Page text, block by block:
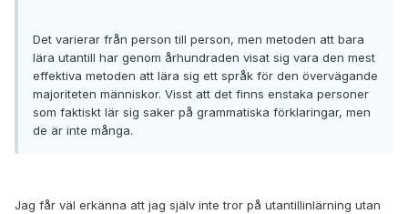
Det varierar från person till person, men metoden att bara
lära utantill har genom århundraden visat sig vara den mest
effektiva metoden att lära sig ett språk för den övervägande
majoriteten människor. Visst att det finns enstaka personer
som faktiskt lär sig saker på grammatiska förklaringar, men
de är inte många.
Jag får väl erkänna att jag själv inte tror på utantillinlärning utan